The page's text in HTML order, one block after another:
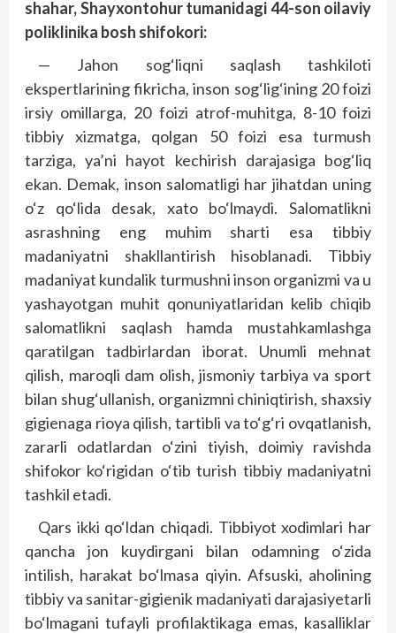
shahar, Shayxontohur tumanidagi 44-son oilaviy
poliklinika bosh shifokori:
— Jahon sog‘liqni saqlash tashkiloti
ekspertlarining fikricha, inson sog‘lig‘ining 20 foizi
irsiy omillarga, 20 foizi atrof-muhitga, 8-10 foizi
tibbiy xizmatga, qolgan 50 foizi esa turmush
tarziga, ya’ni hayot kechirish darajasiga bog‘liq
ekan. Demak, inson salomatligi har jihatdan uning
o‘z qo‘lida desak, xato bo‘lmaydi. Salomatlikni
asrashning eng muhim sharti esa tibbiy
madaniyatni shakllantirish hisoblanadi. Tibbiy
madaniyat kundalik turmushni inson organizmi va u
yashayotgan muhit qonuniyatlaridan kelib chiqib
salomatlikni saqlash hamda mustahkamlashga
qaratilgan tadbirlardan iborat. Unumli mehnat
qilish, maroqli dam olish, jismoniy tarbiya va sport
bilan shug‘ullanish, organizmni chiniqtirish, shaxsiy
gigienaga rioya qilish, tartibli va to‘g‘ri ovqatlanish,
zararli odatlardan o‘zini tiyish, doimiy ravishda
shifokor ko‘rigidan o‘tib turish tibbiy madaniyatni
tashkil etadi.
Qars ikki qo‘ldan chiqadi. Tibbiyot xodimlari har
qancha jon kuydirgani bilan odamning o‘zida
intilish, harakat bo‘lmasa qiyin. Afsuski, aholining
tibbiy va sanitar-gigienik madaniyati darajasiyetarli
bo‘lmagani tufayli profilaktikaga emas, kasalliklar